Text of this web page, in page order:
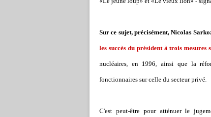
Sur ce sujet, précisément, Nicolas
les succès du président à trois mesures
nucléaires, en 1996, ainsi que la
fonctionnaires sur celle du secteur privé.
C'est peut-être pour atténuer le